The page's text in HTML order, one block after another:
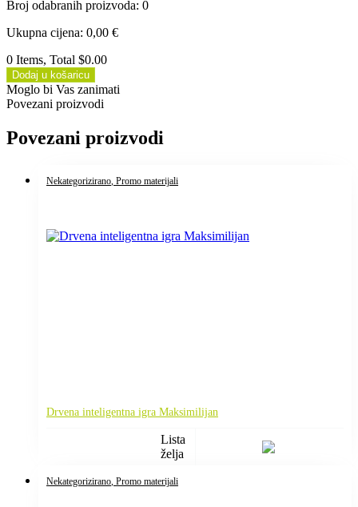
Broj odabranih proizvoda: 0
Ukupna cijena: 0,00 €
0 Items, Total $0.00
Dodaj u košaricu
Moglo bi Vas zanimati
Povezani proizvodi
Povezani proizvodi
Nekategorizirano , Promo materijali
Drvena inteligentna igra Maksimilijan
Lista
želja
Nekategorizirano , Promo materijali